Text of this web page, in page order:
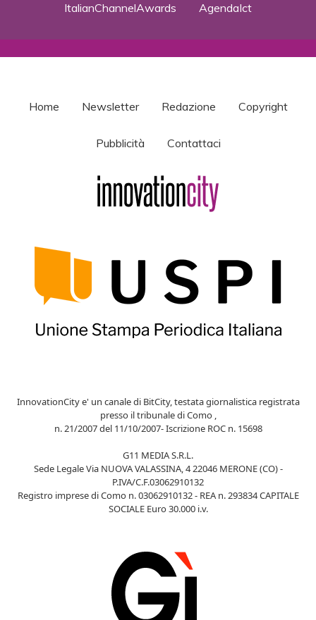
ItalianChannelAwards
AgendaIct
Home Newsletter Redazione Copyright
Pubblicità Contattaci
InnovationCity e' un canale di BitCity, testata giornalistica registrata
presso il tribunale di Como ,
n. 21/2007 del 11/10/2007- Iscrizione ROC n. 15698
G11 MEDIA S.R.L.
Sede Legale Via NUOVA VALASSINA, 4 22046 MERONE (CO) -
P.IVA/C.F.03062910132
Registro imprese di Como n. 03062910132 - REA n. 293834 CAPITALE
SOCIALE Euro 30.000 i.v.